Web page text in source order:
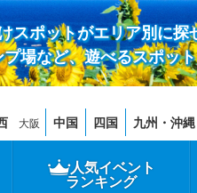
スポットがエリア別に探
場など、遊べるスポッ
大阪 中国 四国 九州・沖縄
人気イベント
ランキング